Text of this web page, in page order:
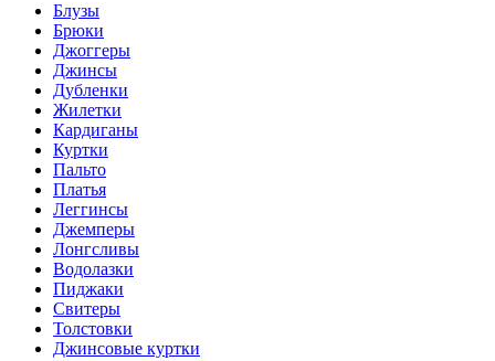
Блузы
Брюки
Джоггеры
Джинсы
Дубленки
Жилетки
Кардиганы
Куртки
Пальто
Платья
Леггинсы
Джемперы
Лонгсливы
Водолазки
Пиджаки
Свитеры
Толстовки
Джинсовые куртки